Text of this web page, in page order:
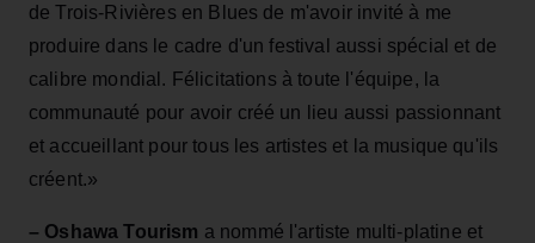
de Trois-Rivières en Blues de m'avoir invité à me
produire dans le cadre d'un festival aussi spécial et de
calibre mondial. Félicitations à toute l'équipe, la
communauté pour avoir créé un lieu aussi passionnant
et accueillant pour tous les artistes et la musique qu'ils
créent.»
– Oshawa Tourism a nommé l'artiste multi-platine et